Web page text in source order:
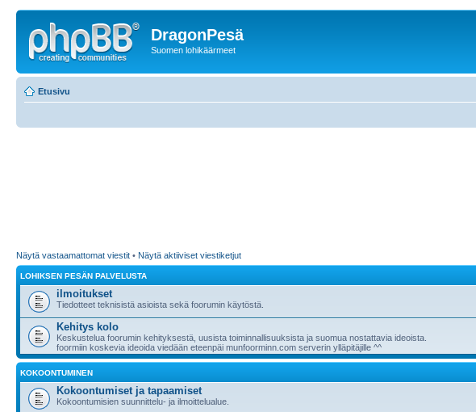
DragonPesä
Suomen lohikäärmeet
Etusivu
Näytä vastaamattomat viestit • Näytä aktiiviset viestiketjut
LOHIKSEN PESÄN PALVELUSTA
ilmoitukset
Tiedotteet teknisistä asioista sekä foorumin käytöstä.
Kehitys kolo
Keskustelua foorumin kehityksestä, uusista toiminnallisuuksista ja suomua nostattavia ideoista.
foormiin koskevia ideoida viedään eteenpäi munfoorminn.com serverin ylläpitäjille ^^
KOKOONTUMINEN
Kokoontumiset ja tapaamiset
Kokoontumisien suunnittelu- ja ilmoittelualue.